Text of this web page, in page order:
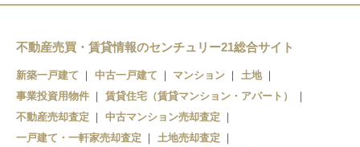
新高島駅
みなとみらい駅
不動産売買・賃貸情報のセンチュリー21総合サイト
新築一戸建て 中古一戸建て マンション
土地
事業投資用物件
賃貸住宅（賃貸マンション・アパート）
不動産売却査定
中古マンション売却査定
一戸建て・一軒家売却査定
土地売却査定